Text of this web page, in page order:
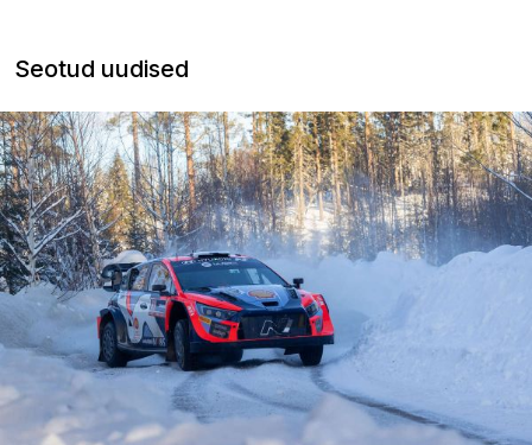
Seotud uudised